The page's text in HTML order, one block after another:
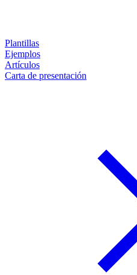
Plantillas
Ejemplos
Artículos
Carta de presentación